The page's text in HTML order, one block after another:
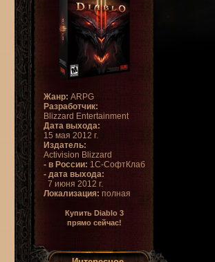
Жанр: ARPG
Разработчик:
Blizzard Entertainment
Дата выхода:
15 мая 2012 г.
Издатель:
Activision Blizzard
- в России: 1С-СофтКлаб
- дата выхода:
7 июня 2012 г.
Локализация: полная
Купить Diablo 3
прямо сейчас!